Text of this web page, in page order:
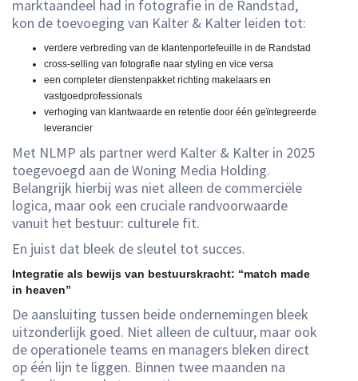
marktaandeel had in fotografie in de Randstad,
kon de toevoeging van Kalter & Kalter leiden tot:
verdere verbreding van de klantenportefeuille in de Randstad
cross-selling van fotografie naar styling en vice versa
een completer dienstenpakket richting makelaars en
vastgoedprofessionals
verhoging van klantwaarde en retentie door één geïntegreerde
leverancier
Met NLMP als partner werd Kalter & Kalter in 2025
toegevoegd aan de Woning Media Holding.
Belangrijk hierbij was niet alleen de commerciële
logica, maar ook een cruciale randvoorwaarde
vanuit het bestuur: culturele fit.
En juist dat bleek de sleutel tot succes.
Integratie als bewijs van bestuurskracht: “match made
in heaven”
De aansluiting tussen beide ondernemingen bleek
uitzonderlijk goed. Niet alleen de cultuur, maar ook
de operationele teams en managers bleken direct
op één lijn te liggen. Binnen twee maanden na